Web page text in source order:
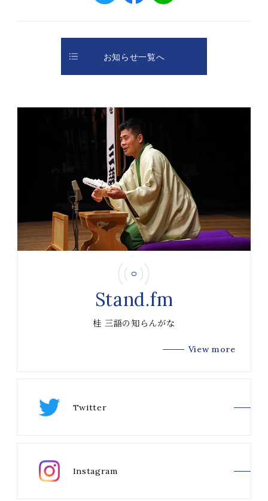
お知らせ一覧へ
Stand.fm
桂 三語の知らんがな
View more
Twitter
Instagram